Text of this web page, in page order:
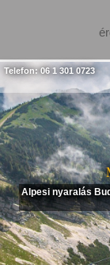
Alpesi nyaralás
Telefon: 06 1 301 0723